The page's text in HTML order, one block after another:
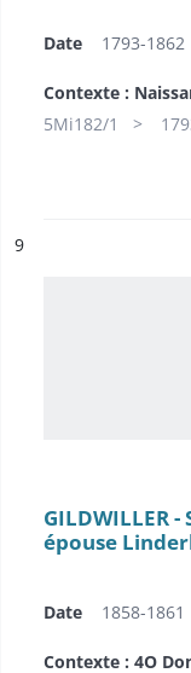
Date 1793-1862
Contexte :
5Mi182/1
n°
9
GILDWILLER
épouse
Date 1858-1861
Contexte : 4O